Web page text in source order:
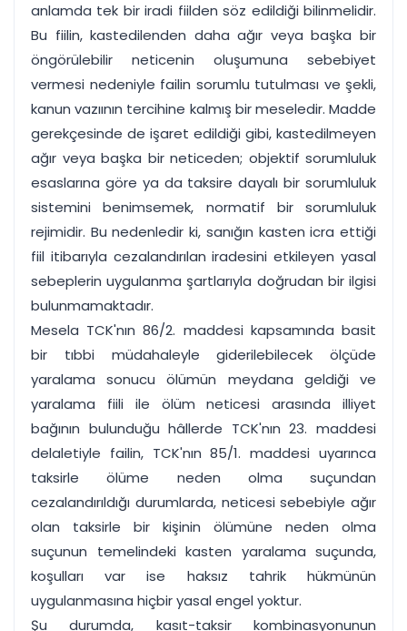
anlamda tek bir iradi fiilden söz edildiği bilinmelidir.
Bu fiilin, kastedilenden daha ağır veya başka bir
öngörülebilir neticenin oluşumuna sebebiyet
vermesi nedeniyle failin sorumlu tutulması ve şekli,
kanun vazıının tercihine kalmış bir meseledir. Madde
gerekçesinde de işaret edildiği gibi, kastedilmeyen
ağır veya başka bir neticeden; objektif sorumluluk
esaslarına göre ya da taksire dayalı bir sorumluluk
sistemini benimsemek, normatif bir sorumluluk
rejimidir. Bu nedenledir ki, sanığın kasten icra ettiği
fiil itibarıyla cezalandırılan iradesini etkileyen yasal
sebeplerin uygulanma şartlarıyla doğrudan bir ilgisi
bulunmamaktadır.
Mesela TCK'nın 86/2. maddesi kapsamında basit
bir tıbbi müdahaleyle giderilebilecek ölçüde
yaralama sonucu ölümün meydana geldiği ve
yaralama fiili ile ölüm neticesi arasında illiyet
bağının bulunduğu hâllerde TCK'nın 23. maddesi
delaletiyle failin, TCK'nın 85/1. maddesi uyarınca
taksirle ölüme neden olma suçundan
cezalandırıldığı durumlarda, neticesi sebebiyle ağır
olan taksirle bir kişinin ölümüne neden olma
suçunun temelindeki kasten yaralama suçunda,
koşulları var ise haksız tahrik hükmünün
uygulanmasına hiçbir yasal engel yoktur.
Şu durumda, kasıt-taksir kombinasyonunun